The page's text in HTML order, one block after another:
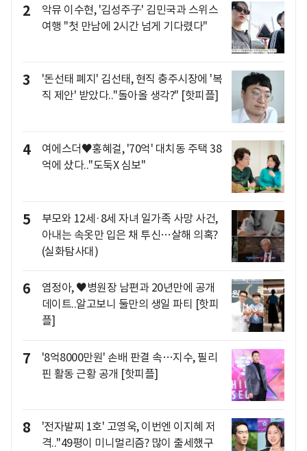
2
악뮤 이수현, '김성주子' 김민국과 스위스
여행 "첫 만남에 2시간 넘게 기다렸다"
3
'돈선태 폐지' 김선태, 현직 충주시장에 '복
직 제안' 받았다.."돌아올 생각?" [핫피플]
4
여에스더♥홍혜걸, '70억' 대치동 주택 38
억에 샀다.."도둑X 심보"
5
부모와 12세·8세 자녀 일가족 사망 사건,
아내는 속옷만 입은 채 투신…살해 의혹?
(실화탐사대)
6
염정아, ♥병원장 남편과 20년만에 공개
데이트..알고보니 둘만의 생일 파티 [핫피
플]
7
'8억8000만원' 손배 판결 속…지수, 필리
핀 활동 근황 공개 [핫피플]
8
'전자발찌 1호' 고영욱, 이번엔 이지혜 저
격.."49평이 미니멀리즘? 많이 출세했구